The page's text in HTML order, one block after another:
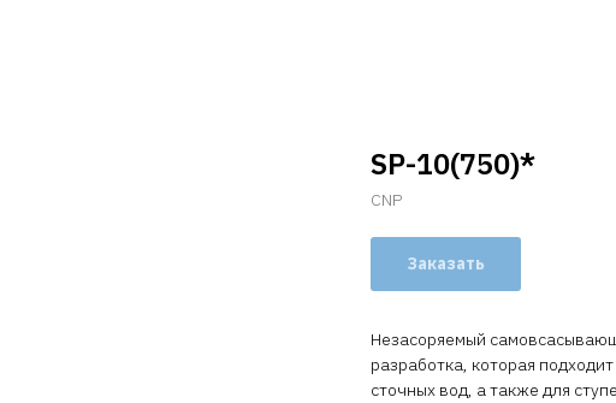
SP-10(750)*
CNP
Заказать
Незасоряемый
разработка, которая
сточных вод, а также для